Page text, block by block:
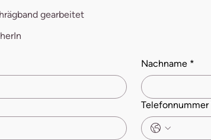
gearbeitet
Nachname *
Telefonnummer